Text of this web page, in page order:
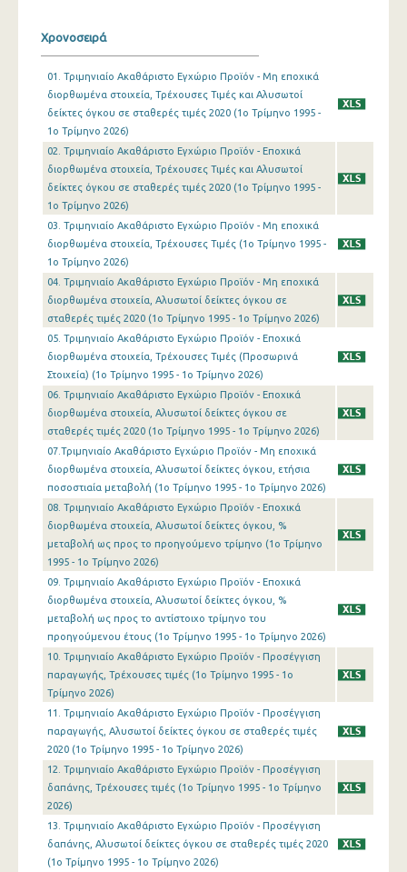
2o Τρίμηνο 2019
1o Τρίμηνο 2019
4o Τρίμηνο 2018
3o Τρίμηνο 2018
2o Τρίμηνο 2018
1o Τρίμηνο 2018
4o Τρίμηνο 2017
3o Τρίμηνο 2017
2o Τρίμηνο 2017
1o Τρίμηνο 2017
4o Τρίμηνο 2016
3o Τρίμηνο 2016
2o Τρίμηνο 2016
1o Τρίμηνο 2016
4o Τρίμηνο 2015
3o Τρίμηνο 2015
2o Τρίμηνο 2015
1o Τρίμηνο 2015
4o Τρίμηνο 2014
3o Τρίμηνο 2014
2o Τρίμηνο 2014
1o Τρίμηνο 2014
4o Τρίμηνο 2013
2o Τρίμηνο 2013
Χρονοσειρά
01. Τριμηνιαίο Ακαθάριστο Εγχώριο Προϊόν - Μη εποχικά
διορθωμένα στοιχεία, Τρέχουσες Τιμές και Αλυσωτοί
δείκτες όγκου σε σταθερές τιμές 2020 (1o Τρίμηνο 1995 -
1o Τρίμηνο 2026)
02. Τριμηνιαίο Ακαθάριστο Εγχώριο Προϊόν - Εποχικά
διορθωμένα στοιχεία, Τρέχουσες Τιμές και Αλυσωτοί
δείκτες όγκου σε σταθερές τιμές 2020 (1o Τρίμηνο 1995 -
1o Τρίμηνο 2026)
03. Τριμηνιαίο Ακαθάριστο Εγχώριο Προϊόν - Μη εποχικά
διορθωμένα στοιχεία, Τρέχουσες Τιμές (1o Τρίμηνο 1995 -
1o Τρίμηνο 2026)
04. Τριμηνιαίο Ακαθάριστο Εγχώριο Προϊόν - Μη εποχικά
διορθωμένα στοιχεία, Αλυσωτοί δείκτες όγκου σε
σταθερές τιμές 2020 (1o Τρίμηνο 1995 - 1o Τρίμηνο 2026)
05. Τριμηνιαίο Ακαθάριστο Εγχώριο Προϊόν - Εποχικά
διορθωμένα στοιχεία, Τρέχουσες Τιμές (Προσωρινά
Στοιχεία) (1o Τρίμηνο 1995 - 1o Τρίμηνο 2026)
06. Τριμηνιαίο Ακαθάριστο Εγχώριο Προϊόν - Εποχικά
διορθωμένα στοιχεία, Αλυσωτοί δείκτες όγκου σε
σταθερές τιμές 2020 (1o Τρίμηνο 1995 - 1o Τρίμηνο 2026)
07.Τριμηνιαίο Ακαθάριστο Εγχώριο Προϊόν - Μη εποχικά
διορθωμένα στοιχεία, Αλυσωτοί δείκτες όγκου, ετήσια
ποσοστιαία μεταβολή (1o Τρίμηνο 1995 - 1o Τρίμηνο 2026)
08. Τριμηνιαίο Ακαθάριστο Εγχώριο Προϊόν - Εποχικά
διορθωμένα στοιχεία, Αλυσωτοί δείκτες όγκου, %
μεταβολή ως προς το προηγούμενο τρίμηνο (1o Τρίμηνο
1995 - 1o Τρίμηνο 2026)
09. Τριμηνιαίο Ακαθάριστο Εγχώριο Προϊόν - Εποχικά
διορθωμένα στοιχεία, Αλυσωτοί δείκτες όγκου, %
μεταβολή ως προς το αντίστοιχο τρίμηνο του
προηγούμενου έτους (1o Τρίμηνο 1995 - 1o Τρίμηνο 2026)
10. Τριμηνιαίο Ακαθάριστο Εγχώριο Προϊόν - Προσέγγιση
παραγωγής, Τρέχουσες τιμές (1o Τρίμηνο 1995 - 1o
Τρίμηνο 2026)
11. Τριμηνιαίο Ακαθάριστο Εγχώριο Προϊόν - Προσέγγιση
παραγωγής, Αλυσωτοί δείκτες όγκου σε σταθερές τιμές
2020 (1o Τρίμηνο 1995 - 1o Τρίμηνο 2026)
12. Τριμηνιαίο Ακαθάριστο Εγχώριο Προϊόν - Προσέγγιση
δαπάνης, Τρέχουσες τιμές (1o Τρίμηνο 1995 - 1o Τρίμηνο
2026)
13. Τριμηνιαίο Ακαθάριστο Εγχώριο Προϊόν - Προσέγγιση
δαπάνης, Αλυσωτοί δείκτες όγκου σε σταθερές τιμές 2020
(1o Τρίμηνο 1995 - 1o Τρίμηνο 2026)